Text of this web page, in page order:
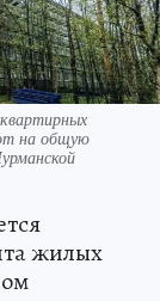
на общую
жилых